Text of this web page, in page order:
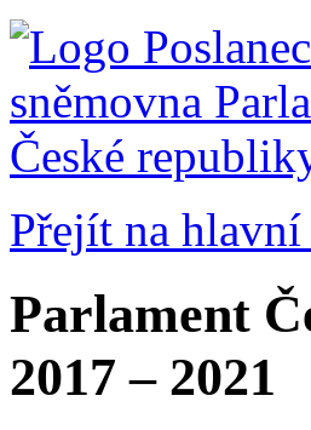
Přejít na
Parlament
2017 – 2021